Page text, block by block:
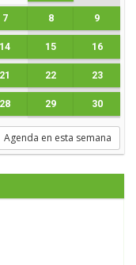
7 8 9
14 15 16
21 22 23
28 29 30
Agenda en esta semana